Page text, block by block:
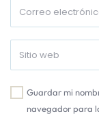
Guardar mi
navegador para